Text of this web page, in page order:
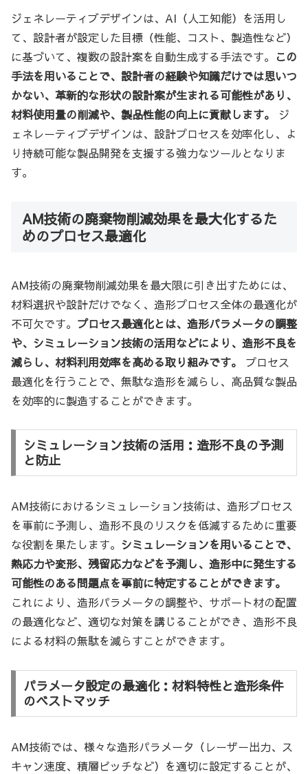
ジェネレーティブデザインは、AI（人工知能）を活用し
て、設計者が設定した目標（性能、コスト、製造性など）
に基づいて、複数の設計案を自動生成する手法です。 この
手法を用いることで、設計者の経験や知識だけでは思いつ
かない、革新的な形状の設計案が生まれる可能性があり、
材料使用量の削減や、製品性能の向上に貢献します。
ジ
ェネレーティブデザインは、設計プロセスを効率化し、よ
り持続可能な製品開発を支援する強力なツールとなりま
す。
AM技術の廃棄物削減効果を最大化するた
めのプロセス最適化
AM技術の廃棄物削減効果を最大限に引き出すためには、
材料選択や設計だけでなく、造形プロセス全体の最適化が
不可欠です。 プロセス最適化とは、造形パラメータの調整
や、シミュレーション技術の活用などにより、造形不良を
減らし、材料利用効率を高める取り組みです。
プロセス
最適化を行うことで、無駄な造形を減らし、高品質な製品
を効率的に製造することができます。
シミュレーション技術の活用：造形不良の予測
と防止
AM技術におけるシミュレーション技術は、造形プロセス
を事前に予測し、造形不良のリスクを低減するために重要
な役割を果たします。 シミュレーションを用いることで、
熱応力や変形、残留応力などを予測し、造形中に発生する
可能性のある問題点を事前に特定することができます。
これにより、造形パラメータの調整や、サポート材の配置
の最適化など、適切な対策を講じることができ、造形不良
による材料の無駄を減らすことができます。
パラメータ設定の最適化：材料特性と造形条件
のベストマッチ
AM技術では、様々な造形パラメータ（レーザー出力、ス
キャン速度、積層ピッチなど）を適切に設定することが、